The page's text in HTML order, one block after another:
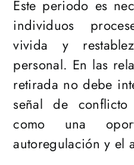
Este periodo es
individuos
vivida y
personal. En las
retirada no debe
señal de
como una
autoregulación y el